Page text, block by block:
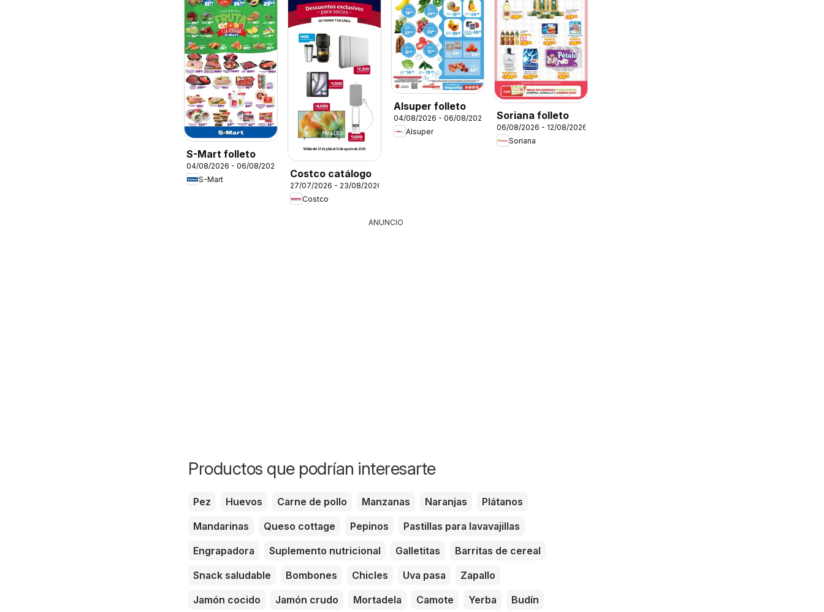
S-Mart folleto
04/08/2026 - 06/08/2026
S-Mart
Costco catálogo
27/07/2026 - 23/08/2026
Costco
Alsuper folleto
04/08/2026 - 06/08/2026
Alsuper
Soriana folleto
06/08/2026 - 12/08/2026
Soriana
ANUNCIO
Productos que podrían interesarte
Pez Huevos Carne de pollo Manzanas Naranjas
Plátanos
Mandarinas
Queso cottage Pepinos
Pastillas para lavavajillas
Engrapadora
Suplemento nutricional Galletitas
Barritas de cereal
Snack saludable
Bombones Chicles Uva pasa
Zapallo
Jamón cocido
Jamón crudo Mortadela Camote Yerba
Budín